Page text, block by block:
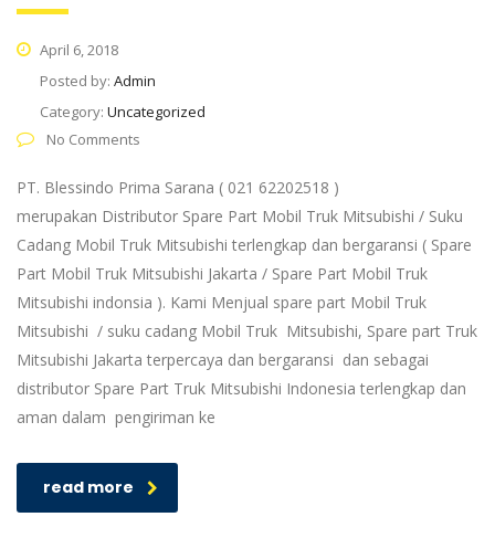
April 6, 2018
Posted by: Admin
Category: Uncategorized
No Comments
PT. Blessindo Prima Sarana ( 021 62202518 )
merupakan Distributor Spare Part Mobil Truk Mitsubishi / Suku
Cadang Mobil Truk Mitsubishi terlengkap dan bergaransi ( Spare
Part Mobil Truk Mitsubishi Jakarta / Spare Part Mobil Truk
Mitsubishi indonsia ). Kami Menjual spare part Mobil Truk
Mitsubishi / suku cadang Mobil Truk Mitsubishi, Spare part Truk
Mitsubishi Jakarta terpercaya dan bergaransi dan sebagai
distributor Spare Part Truk Mitsubishi Indonesia terlengkap dan
aman dalam pengiriman ke
read more